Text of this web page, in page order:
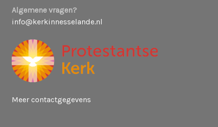
Algemene vragen?
info@kerkinnesselande.nl
Meer contactgegevens